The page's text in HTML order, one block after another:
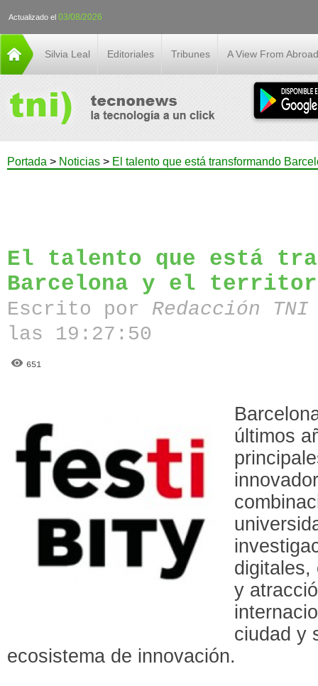
Actualizado el 03/08/2026
Silvia Leal Editoriales Tribunes A View From Abroad
Portada > Noticias > El talento que está transformando
El talento que está
Barcelona y el
Escrito por Redacción
las 19:27:50
651
últimos
digitales,
y
ciudad y
ecosistema de innovación.